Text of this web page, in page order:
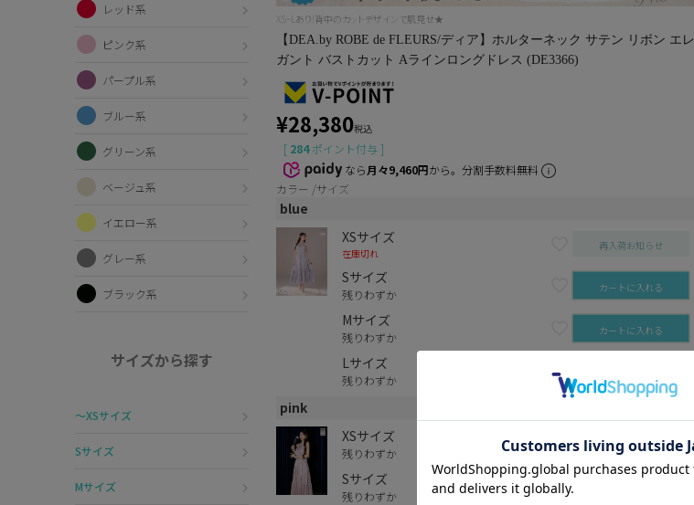
レッド系
ピンク系
パープル系
ブルー系
グリーン系
ベージュ系
イエロー系
グレー系
ブラック系
サイズから探す
〜XSサイズ
Sサイズ
Mサイズ
XS~Lあり!背中のカットデザインで肌見せ★
【DEA.by ROBE de FLEURS/ディア】ホルターネック サテン リボン エレ
ガント バストカット Aラインロングドレス (DE3366)
¥28,380税込
[ 284 ポイント付与 ]
なら月々9,460円から。分割手数料無料
カラー
サイズ
blue
XSサイズ
在庫切れ
再入荷お知らせ
Sサイズ
残りわずか カートに入れる
Mサイズ
残りわずか カートに入れる
Lサイズ
残りわずか
pink
XSサイズ
残りわずか カートに入れる
Sサイズ
残りわずか